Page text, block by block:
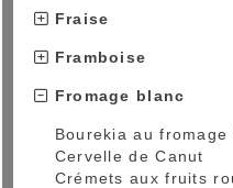
Fraise
Framboise
Fromage blanc
Bourekia au
Cervelle de Canut
Crémets aux fruits